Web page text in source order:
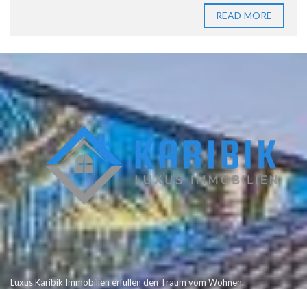
READ MORE
Luxus Karibik Immobilien erfüllen den Traum vom Wohnen.